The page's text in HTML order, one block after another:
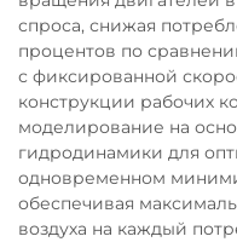
спроса, снижая
процентов по
с фиксированной
конструкции рабочих
моделирование на
гидродинамики для
одновременном
обеспечивая
воздуха на каждый